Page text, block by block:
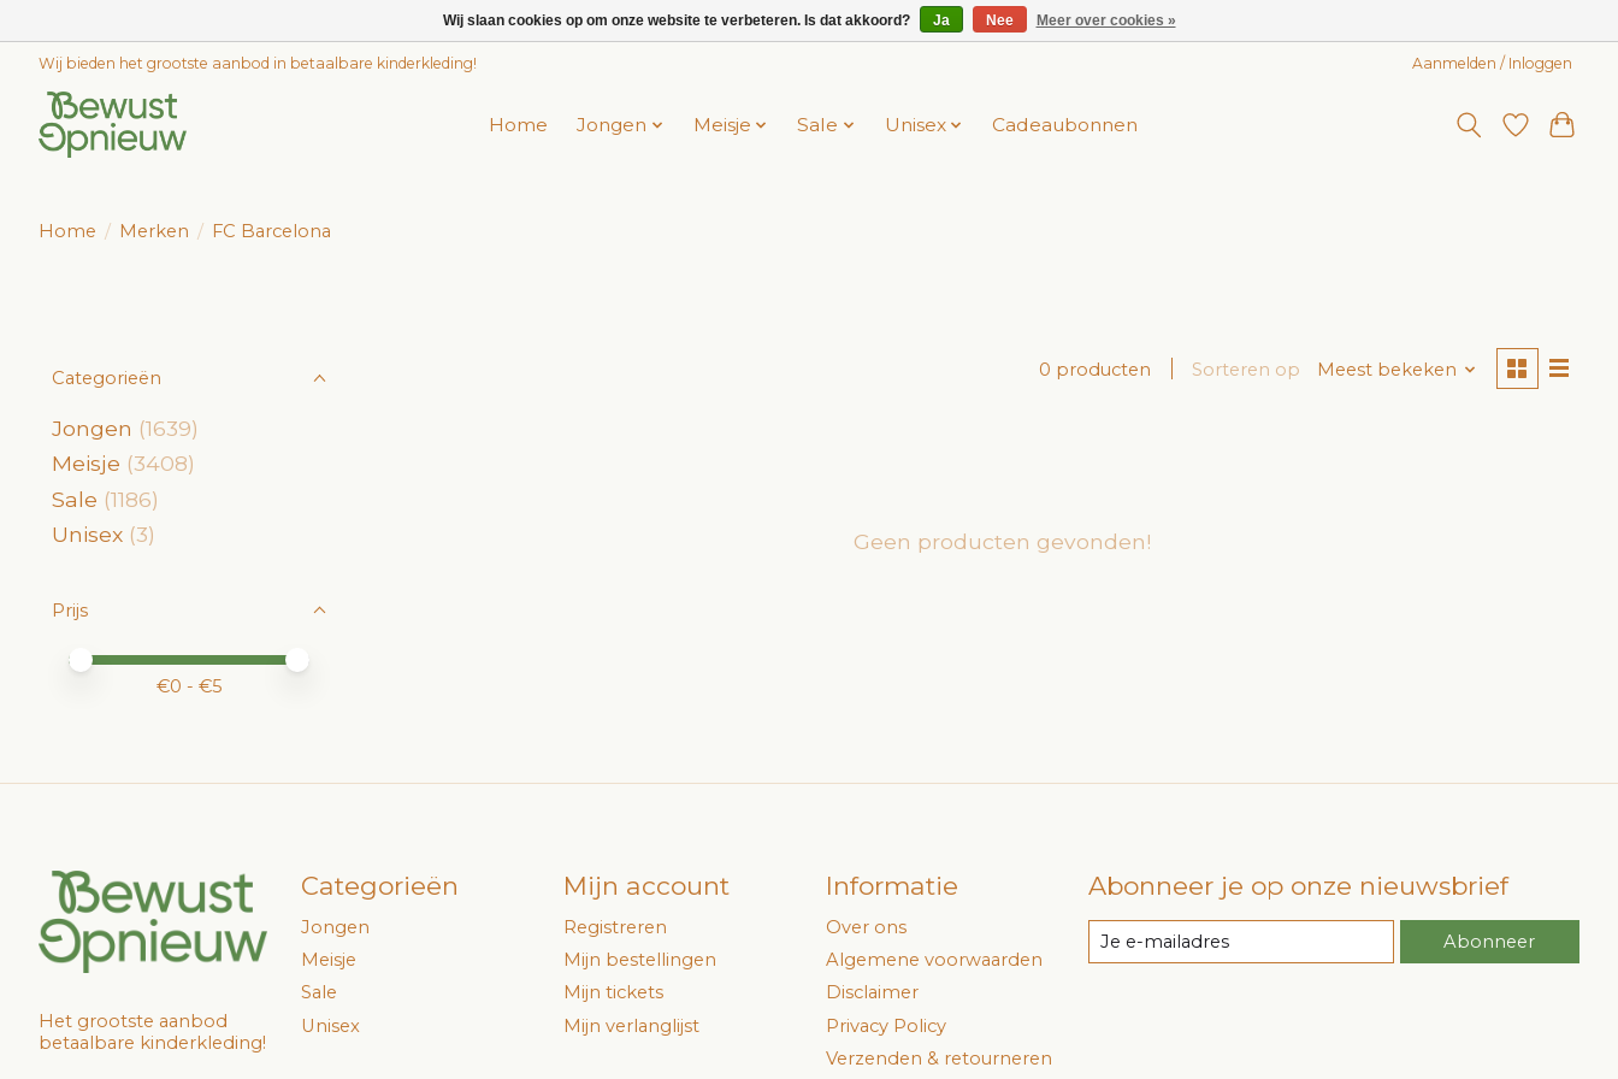
Wij bieden het grootste aanbod in betaalbare kinderkleding! Aanmelden / Inloggen
Home Jongen Meisje Sale Unisex Cadeaubonnen
Home / Merken / FC Barcelona
Categorieën
Jongen (1639)
Meisje (3408)
Sale (1186)
Unisex (3)
Prijs
Minimale prijswaarde
Price maximum value
€0 - €5
0 producten Sorteren op Meest bekeken
Geen producten gevonden!
Het grootste aanbod
betaalbare kinderkleding!
Categorieën
Jongen
Meisje
Sale
Unisex
Mijn account
Registreren
Mijn bestellingen
Mijn tickets
Mijn verlanglijst
Informatie
Over ons
Algemene voorwaarden
Disclaimer
Privacy Policy
Verzenden & retourneren
Abonneer je op onze nieuwsbrief
Abonneer
Wij slaan cookies op om onze website te verbeteren. Is dat akkoord? Ja Nee Meer over cookies »